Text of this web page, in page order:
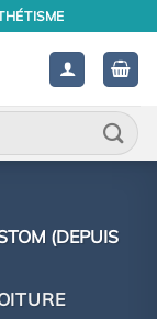
(DEPUIS